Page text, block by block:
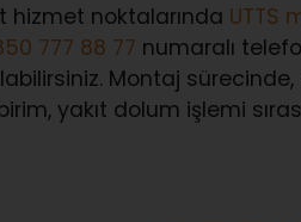
hizmet noktalarında UTTS
777 88 77 numaralı
Montaj sürecinde,
yakıt dolum işlemi